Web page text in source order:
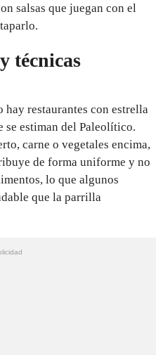
salsas que juegan con el
técnicas
hay restaurantes con estrella
se estiman del Paleolítico.
carne o vegetales encima,
de forma uniforme y no
lo que algunos
que la parrilla